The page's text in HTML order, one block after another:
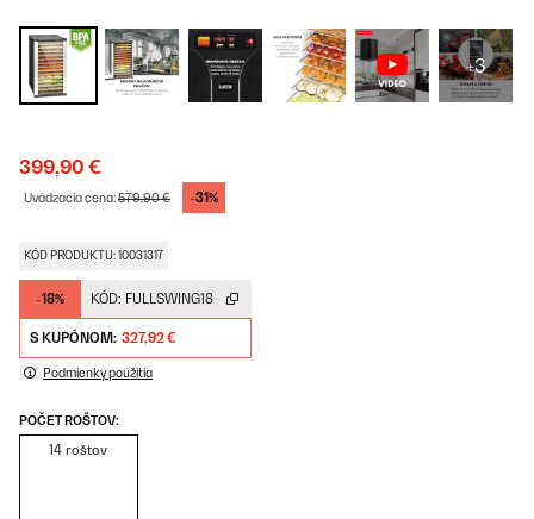
+3
399,90 €
Uvádzacia cena:579,90 € -31%
KÓD PRODUKTU: 10031317
-18% KÓD: FULLSWING18
S KUPÓNOM: 327,92 €
Podmienky použitia
POČET ROŠTOV:
14 roštov